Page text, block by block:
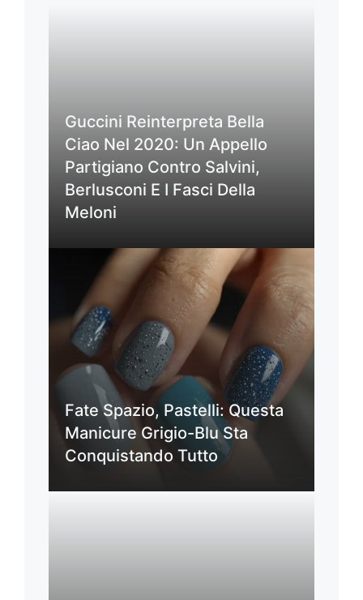
Guccini Reinterpreta Bella
Ciao Nel 2020: Un Appello
Partigiano Contro Salvini,
Berlusconi E I Fasci Della
Meloni
Fate Spazio, Pastelli: Questa
Manicure Grigio-Blu Sta
Conquistando Tutto